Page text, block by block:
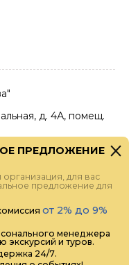
д. 4А, помещ.
ПРЕДЛОЖЕНИЕ
организация, для вас
предложение для
от 2% до 9%
менеджера
экскурсий и туров.
24/7.